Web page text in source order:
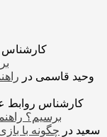
کارشناس
وحید قاسمی در
کارشناس روابط
برسیم؟
سعید در چگونه با